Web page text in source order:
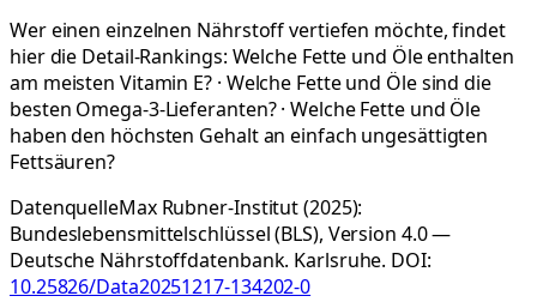
Wer einen einzelnen Nährstoff vertiefen möchte, findet
hier die Detail-Rankings: Welche Fette und Öle enthalten
am meisten Vitamin E? · Welche Fette und Öle sind die
besten Omega-3-Lieferanten? · Welche Fette und Öle
haben den höchsten Gehalt an einfach ungesättigten
Fettsäuren?
DatenquelleMax Rubner-Institut (2025):
Bundeslebensmittelschlüssel (BLS), Version 4.0 —
Deutsche Nährstoffdatenbank. Karlsruhe. DOI:
10.25826/Data20251217-134202-0